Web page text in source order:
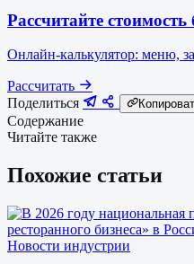
Рассчитайте стоимость
Онлайн-калькулятор: меню,
Рассчитать
Поделиться
Содержание
Читайте также
Похожие статьи
Новости индустрии